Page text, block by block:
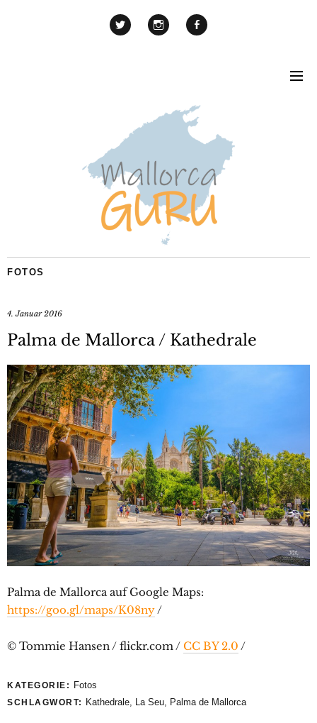
FOTOS
4. Januar 2016
Palma de Mallorca / Kathedrale
Palma de Mallorca auf Google Maps:
https://goo.gl/maps/K08ny/
© Tommie Hansen / flickr.com / CC BY 2.0 /
KATEGORIE: Fotos
SCHLAGWORT: Kathedrale, La Seu, Palma de Mallorca